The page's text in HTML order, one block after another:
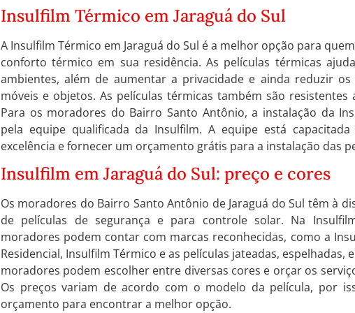
Insulfilm Térmico em Jaraguá do Sul
A Insulfilm Térmico em Jaraguá do Sul é a melhor opção para
conforto térmico em sua residência. As películas térmicas
ambientes, além de aumentar a privacidade e ainda reduzir
móveis e objetos. As películas térmicas também são resistentes
Para os moradores do Bairro Santo Antônio, a instalação da
pela equipe qualificada da Insulfilm. A equipe está
excelência e fornecer um orçamento grátis para a instalação das
Insulfilm em Jaraguá do Sul: preço e cores
Os moradores do Bairro Santo Antônio de Jaraguá do Sul têm à
de películas de segurança e para controle solar. Na
moradores podem contar com marcas reconhecidas, como a
Residencial, Insulfilm Térmico e as películas jateadas, espelhadas,
moradores podem escolher entre diversas cores e orçar os
Os preços variam de acordo com o modelo da película, por
orçamento para encontrar a melhor opção.